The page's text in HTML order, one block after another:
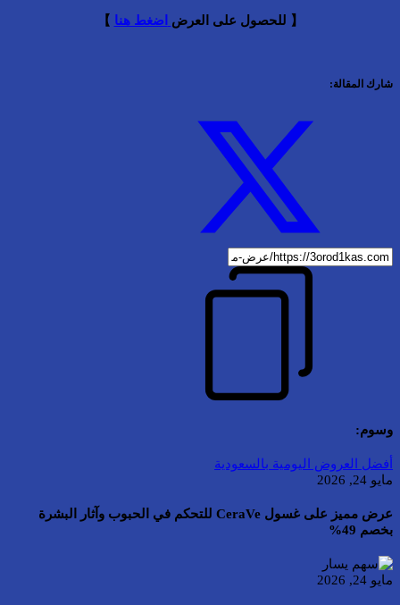
【 للحصول على العرض اضغط هنا 】
شارك المقالة:
وسوم:
أفضل العروض اليومية بالسعودية
مايو 24, 2026
عرض مميز على غسول CeraVe للتحكم في الحبوب وآثار البشرة
بخصم 49%
مايو 24, 2026